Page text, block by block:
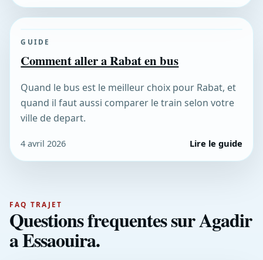
GUIDE
Comment aller a Rabat en bus
Quand le bus est le meilleur choix pour Rabat, et
quand il faut aussi comparer le train selon votre
ville de depart.
4 avril 2026 Lire le guide
FAQ TRAJET
Questions frequentes sur Agadir
a Essaouira.